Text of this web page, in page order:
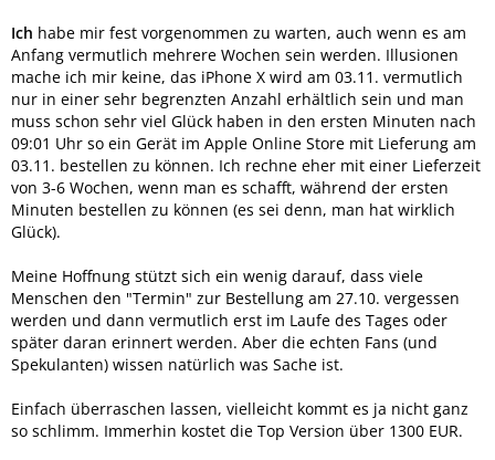
Ich habe mir fest vorgenommen zu warten, auch wenn es am
Anfang vermutlich mehrere Wochen sein werden. Illusionen
mache ich mir keine, das iPhone X wird am 03.11. vermutlich
nur in einer sehr begrenzten Anzahl erhältlich sein und man
muss schon sehr viel Glück haben in den ersten Minuten nach
09:01 Uhr so ein Gerät im Apple Online Store mit Lieferung am
03.11. bestellen zu können. Ich rechne eher mit einer Lieferzeit
von 3-6 Wochen, wenn man es schafft, während der ersten
Minuten bestellen zu können (es sei denn, man hat wirklich
Glück).
Meine Hoffnung stützt sich ein wenig darauf, dass viele
Menschen den "Termin" zur Bestellung am 27.10. vergessen
werden und dann vermutlich erst im Laufe des Tages oder
später daran erinnert werden. Aber die echten Fans (und
Spekulanten) wissen natürlich was Sache ist.
Einfach überraschen lassen, vielleicht kommt es ja nicht ganz
so schlimm. Immerhin kostet die Top Version über 1300 EUR.